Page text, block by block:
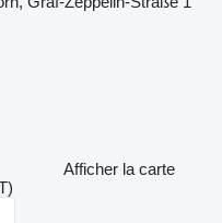
Afficher la carte